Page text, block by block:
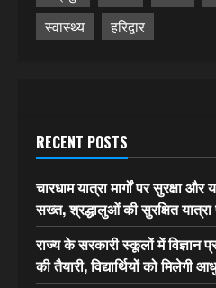
स्वास्थ्य
हरिद्वार
RECENT POSTS
चारधाम यात्रा मार्गों पर सुरक्षा
सख्त, श्रद्धालुओं की सुरक्षित
राज्य के सरकारी स्कूलों में
की तैयारी, विद्यार्थियों को मिलेगी